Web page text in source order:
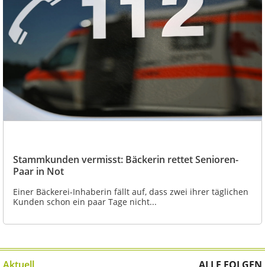
Stammkunden vermisst: Bäckerin rettet Senioren-
Paar in Not
Einer Bäckerei-Inhaberin fällt auf, dass zwei ihrer täglichen
Kunden schon ein paar Tage nicht...